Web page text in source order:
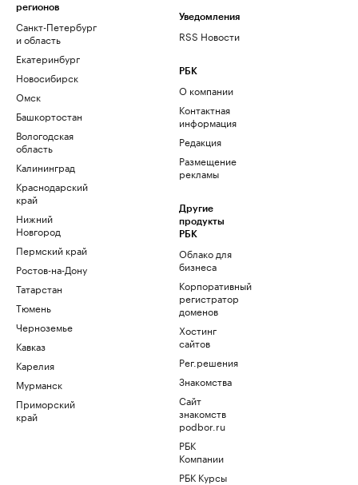
регионов
Санкт-Петербург
и область
Екатеринбург
Новосибирск
Омск
Башкортостан
Вологодская
область
Калининград
Краснодарский
край
Нижний
Новгород
Пермский край
Ростов-на-Дону
Татарстан
Тюмень
Черноземье
Кавказ
Карелия
Мурманск
Приморский
край
Уведомления
RSS Новости
РБК
О компании
Контактная
информация
Редакция
Размещение
рекламы
Другие
продукты
РБК
Облако для
бизнеса
Корпоративный
регистратор
доменов
Хостинг
сайтов
Рег.решения
Знакомства
Сайт
знакомств
podbor.ru
РБК
Компании
РБК Курсы